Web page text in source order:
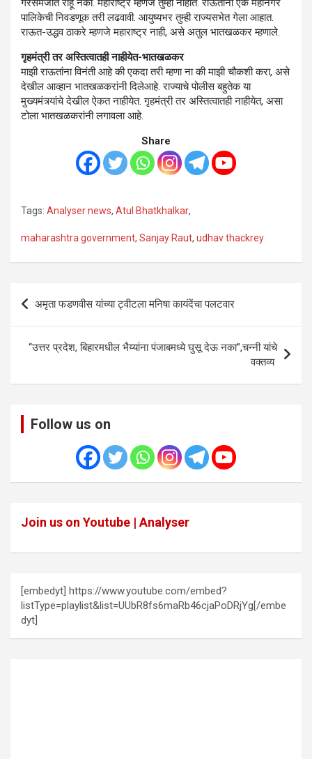
गैरसमजात राहू नका. महाराष्ट्र म्हणजे तुम्ही नाहीत. राऊतांनी एक महानगर
पालिकेची निवडणूक तरी लढवावी. आयुष्यभर तुम्ही राज्यसभेत गेला आहात.
राऊत-उद्धव ठाकरे म्हणजे महाराष्ट्र नाही, असे अतुल भातखळकर म्हणाले.
गृहमंत्री तर अस्तित्वातही नाहीयेत-भातखळकर
माझी राऊतांना विनंती आहे की एकदा तरी म्हणा ना की माझी चौकशी करा, असे
देखील आव्हान भातखळकरांनी दिलेआहे. राज्याचे पोलीस बहुतेक या
मुख्यमंत्र्यांचे देखील ऐकत नाहीयेत. गृहमंत्री तर अस्तित्वातही नाहीयेत, असा
टोला भातखळकरांनी लगावला आहे.
Share
Tags: Analyser news, Atul Bhatkhalkar,
maharashtra government, Sanjay Raut, udhav thackrey
Post
navigation
अमृता फडणवीस यांच्या ट्वीटला मनिषा कायंदेंचा पलटवार
“उत्तर प्रदेश, बिहारमधील भैय्यांना पंजाबमध्ये घुसू देऊ नका”,चन्नी यांचे
वक्तव्य
Follow us on
Join us on Youtube | Analyser
[embedyt] https://www.youtube.com/embed?
listType=playlist&list=UUbR8fs6maRb46cjaPoDRjYg[/embe
dyt]